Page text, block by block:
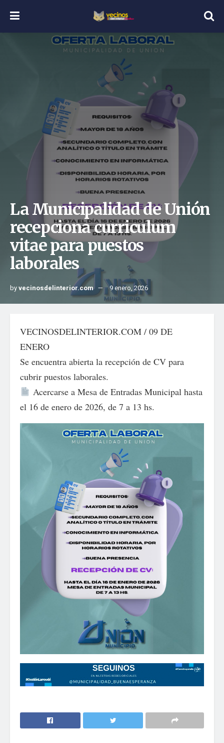
La Municipalidad de Unión
recepciona curriculum
vitae para puestos
laborales
byvecinosdelinterior.com 9 enero, 2026
VECINOSDELINTERIOR.COM / 09 DE
ENERO
Se encuentra abierta la recepción de CV para
cubrir puestos laborales.
Acercarse a Mesa de Entradas Municipal hasta
el 16 de enero de 2026, de 7 a 13 hs.